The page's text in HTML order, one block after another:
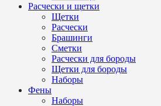
Расчески и щетки
Щетки
Расчески
Брашинги
Сметки
Расчески для бороды
Щетки для бороды
Наборы
Фены
Наборы